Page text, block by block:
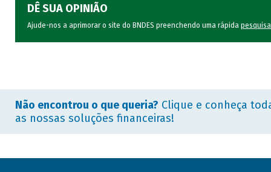
DÊ SUA OPINIÃO
Ajude-nos a aprimorar o site do BNDES preenchendo uma rápida pesquisa
Não encontrou o que queria? Clique e conheça
as nossas soluções financeiras!